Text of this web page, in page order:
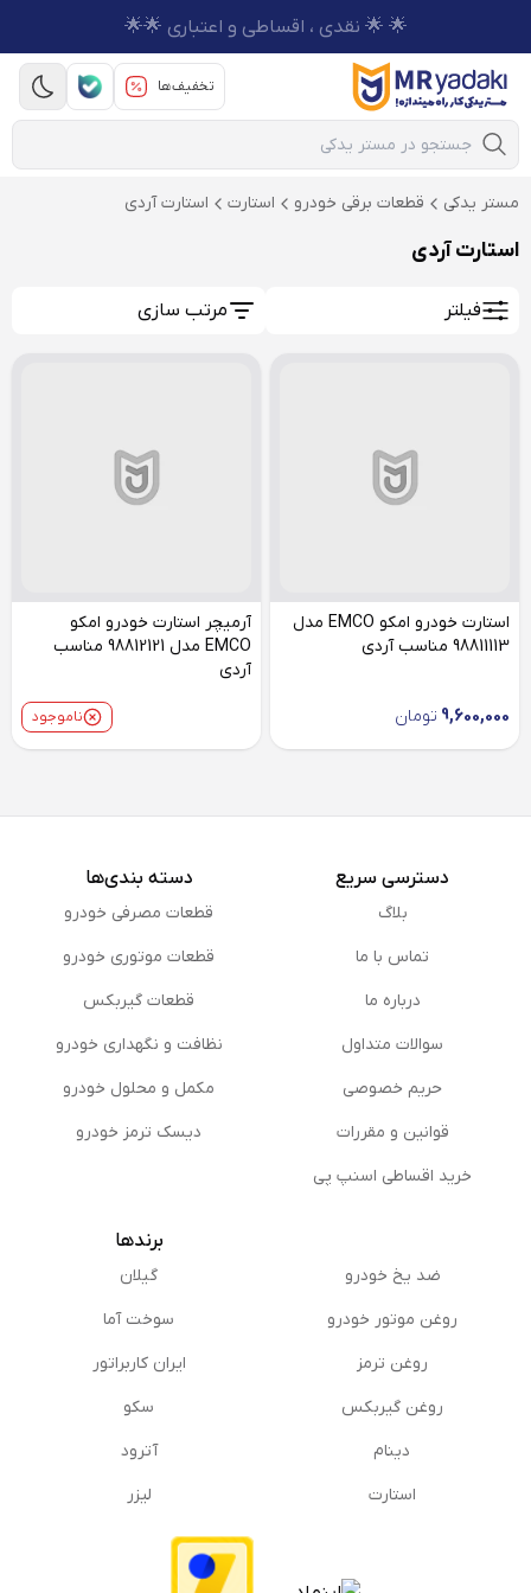
🌟 🌟 نقدی ، اقساطی و اعتباری 🌟🌟
تخفیف‌ها
Mobile Search
مستر یدکی قطعات برقی خودرو استارت استارت آردی
استارت آردی
فیلتر مرتب سازی
استارت خودرو امکو EMCO مدل
98811113 مناسب آردی
9,600,000 تومان
آرمیچر استارت خودرو امکو
EMCO مدل 98812121 مناسب
آردی
ناموجود
دسترسی سریع
بلاگ
تماس با ما
درباره ما
سوالات متداول
حریم خصوصی
قوانین و مقررات
خرید اقساطی اسنپ پی
دسته بندی‌ها
قطعات مصرفی خودرو
قطعات موتوری خودرو
قطعات گیربکس
نظافت و نگهداری خودرو
مكمل و محلول خودرو
دیسک ترمز خودرو
ضد یخ خودرو
روغن موتور خودرو
روغن ترمز
روغن گیربكس
دینام
استارت
برندها
گیلان
سوخت آما
ایران کاربراتور
سکو
آترود
لیزر